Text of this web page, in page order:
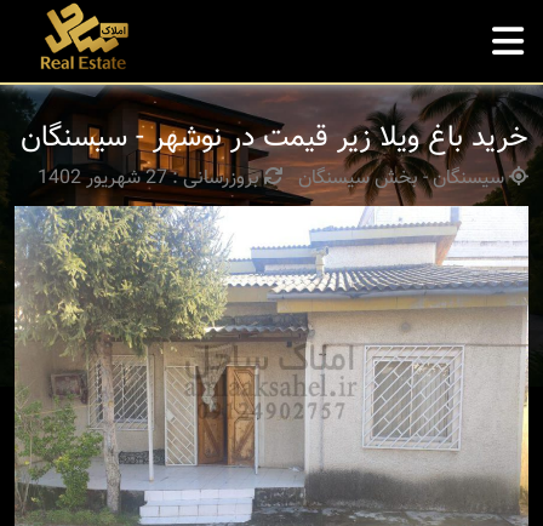
خرید باغ ویلا زیر قیمت در نوشهر - سیسنگان
سیسنگان - بخش سیسنگان بروزرسانی : 27 شهریور 1402